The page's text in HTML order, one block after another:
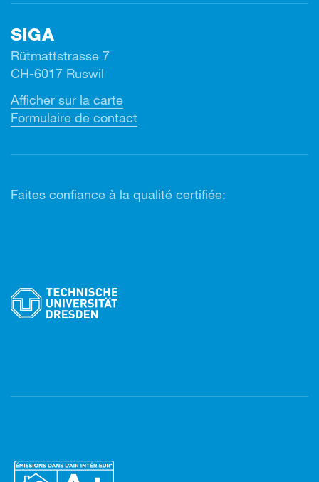
SIGA
Rütmattstrasse 7
CH-6017 Ruswil
Afficher sur la carte
Formulaire de contact
Faites confiance à la qualité certifiée: